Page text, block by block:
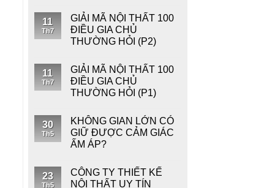
11
Th7
GIẢI MÃ NỘI THẤT 100
ĐIỀU GIA CHỦ
THƯỜNG HỎI (P2)
11
Th7
GIẢI MÃ NỘI THẤT 100
ĐIỀU GIA CHỦ
THƯỜNG HỎI (P1)
30
Th5
KHÔNG GIAN LỚN CÓ
GIỮ ĐƯỢC CẢM GIÁC
ẤM ÁP?
23
Th5
CÔNG TY THIẾT KẾ
NỘI THẤT UY TÍN